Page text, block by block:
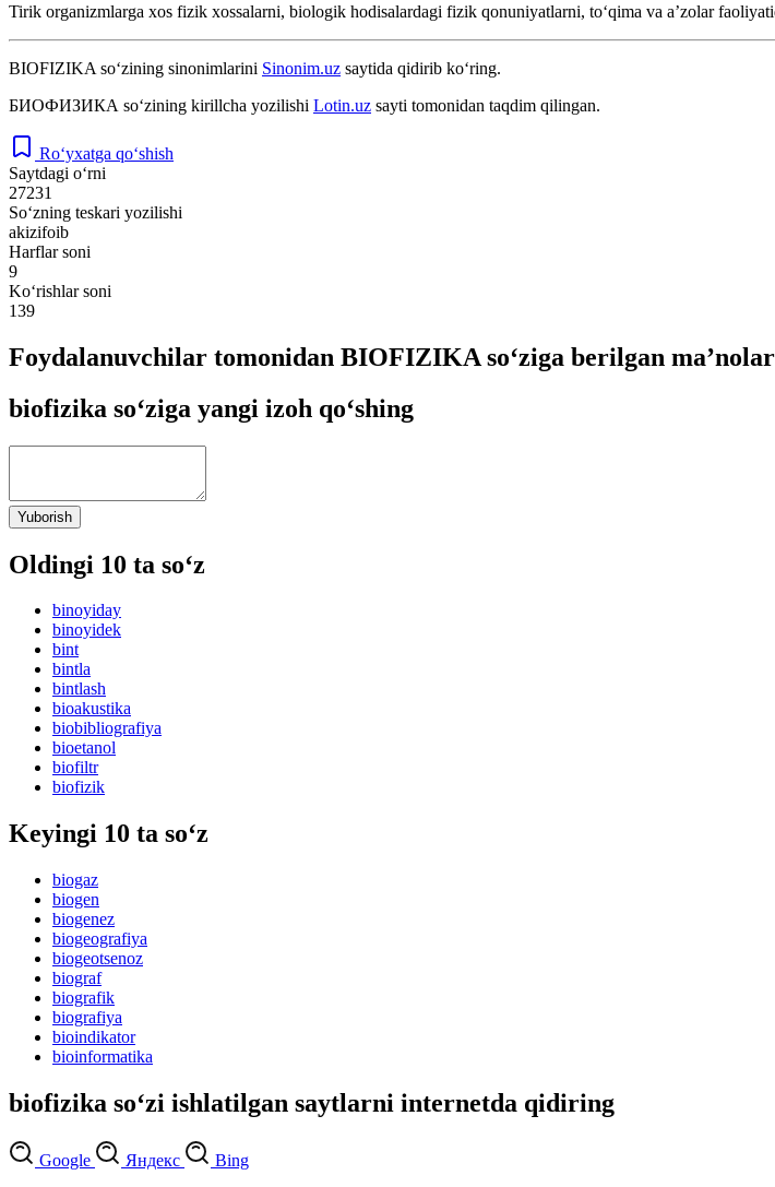
Tirik organizmlarga xos fizik xossalarni, biologik hodisalardagi fizik qonuniyatlarni, toʻqima va aʼzolar
BIOFIZIKA so‘zining sinonimlarini Sinonim.uz saytida qidirib ko‘ring.
БИОФИЗИКА so‘zining kirillcha yozilishi Lotin.uz sayti tomonidan taqdim qilingan.
Ro‘yxatga qo‘shish
Saytdagi o‘rni
27231
So‘zning teskari yozilishi
akizifoib
Harflar soni
9
Ko‘rishlar soni
139
Foydalanuvchilar tomonidan BIOFIZIKA so‘ziga berilgan ma’nolar
biofizika so‘ziga yangi izoh qo‘shing
Yuborish
Oldingi 10 ta so‘z
binoyiday
binoyidek
bint
bintla
bintlash
bioakustika
biobibliografiya
bioetanol
biofiltr
biofizik
Keyingi 10 ta so‘z
biogaz
biogen
biogenez
biogeografiya
biogeotsenoz
biograf
biografik
biografiya
bioindikator
bioinformatika
biofizika so‘zi ishlatilgan saytlarni internetda qidiring
Google Яндекс Bing